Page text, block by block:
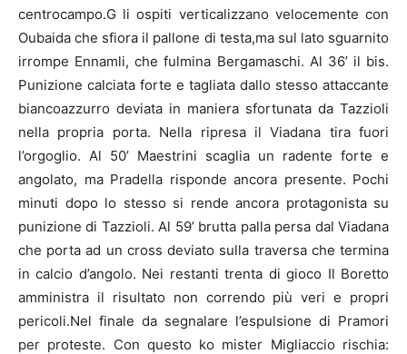
centrocampo.G li ospiti verticalizzano velocemente con
Oubaida che sfiora il pallone di testa,ma sul lato sguarnito
irrompe Ennamli, che fulmina Bergamaschi. Al 36’ il bis.
Punizione calciata forte e tagliata dallo stesso attaccante
biancoazzurro deviata in maniera sfortunata da Tazzioli
nella propria porta. Nella ripresa il Viadana tira fuori
l’orgoglio. Al 50’ Maestrini scaglia un radente forte e
angolato, ma Pradella risponde ancora presente. Pochi
minuti dopo lo stesso si rende ancora protagonista su
punizione di Tazzioli. Al 59’ brutta palla persa dal Viadana
che porta ad un cross deviato sulla traversa che termina
in calcio d’angolo. Nei restanti trenta di gioco Il Boretto
amministra il risultato non correndo più veri e propri
pericoli.Nel finale da segnalare l’espulsione di Pramori
per proteste. Con questo ko mister Migliaccio rischia: